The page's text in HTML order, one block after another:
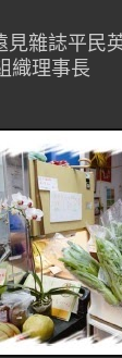
雜誌平民
織理事長